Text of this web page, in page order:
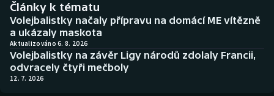
Biatlon
Boby a skeleton
Box
Aplikace ČT sport
AZ kvíz
Články k tématu
Volejbalistky načaly přípravu na domácí ME vítězně
a ukázaly maskota
Aktualizováno 6. 8. 2026
Volejbalistky na závěr Ligy národů zdolaly Francii,
odvracely čtyři mečboly
12. 7. 2026